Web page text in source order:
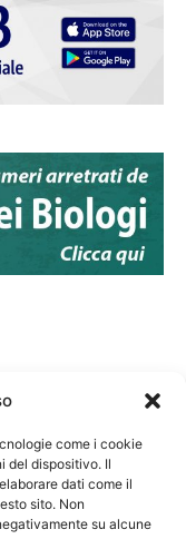
come i cookie
del dispositivo. Il
dati come il
sito. Non
su alcune
dei Biologi:
Vincenzo